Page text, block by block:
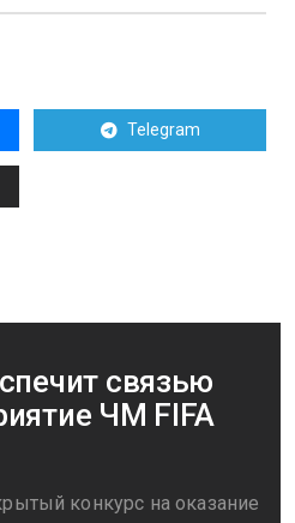
Telegram
связью
ЧМ FIFA
конкурс на оказание